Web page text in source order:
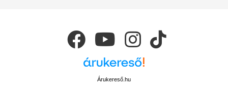
Árukereső.hu